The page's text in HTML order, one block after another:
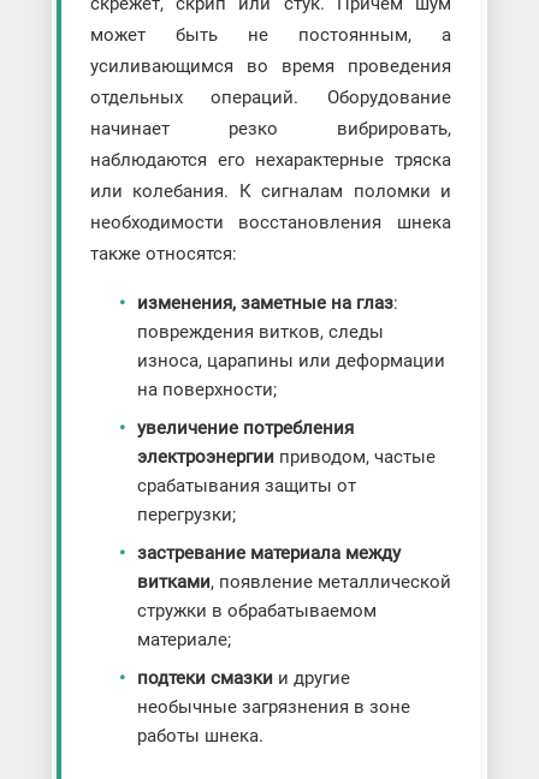
может быть не постоянным, а
усиливающимся во время проведения
отдельных операций. Оборудование
начинает резко вибрировать,
наблюдаются его нехарактерные тряска
или колебания. К сигналам поломки и
необходимости восстановления шнека
также относятся:
изменения, заметные на глаз:
повреждения витков, следы
износа, царапины или деформации
на поверхности;
увеличение потребления
электроэнергииприводом, частые
срабатывания защиты от
перегрузки;
застревание материала между
витками, появление металлической
стружки в обрабатываемом
материале;
подтеки смазкии другие
необычные загрязнения в зоне
работы шнека.